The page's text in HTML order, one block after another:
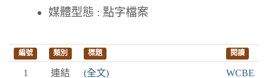
媒體型態 : 點字檔案
編號 類別 標題 閱讀
1 連結 (全文) WCBE